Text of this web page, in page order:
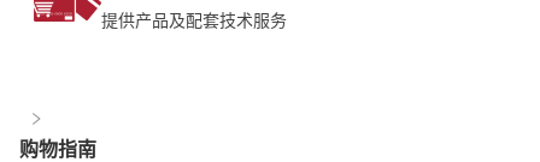
提供产品及配套技术服务
购物指南